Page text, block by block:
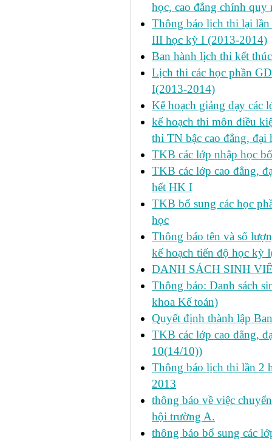
học, cao đẳng chính quy
Thông báo lịch thi lại
III học kỳ I (2013-2014)
Ban hành lịch thi kết
Lịch thi các học phần
I(2013-2014)
Kế hoạch giảng dạy các
kế hoạch thi môn điều
thi TN bậc cao đẳng, đại
TKB các lớp nhập học
TKB các lớp cao đẳng,
hết HK I
TKB bổ sung các học
học
Thông báo tên và số
kế hoạch tiến độ học kỳ
DANH SÁCH SINH
Thông báo: Danh sách
khoa Kế toán)
Quyết định thành lập
TKB các lớp cao đẳng,
10(14/10))
Thông báo lịch thi lần 2
2013
thông báo về việc
hội trường A.
thông báo bổ sung các